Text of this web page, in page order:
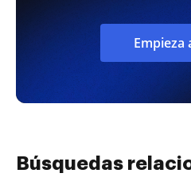
Empieza
Búsquedas